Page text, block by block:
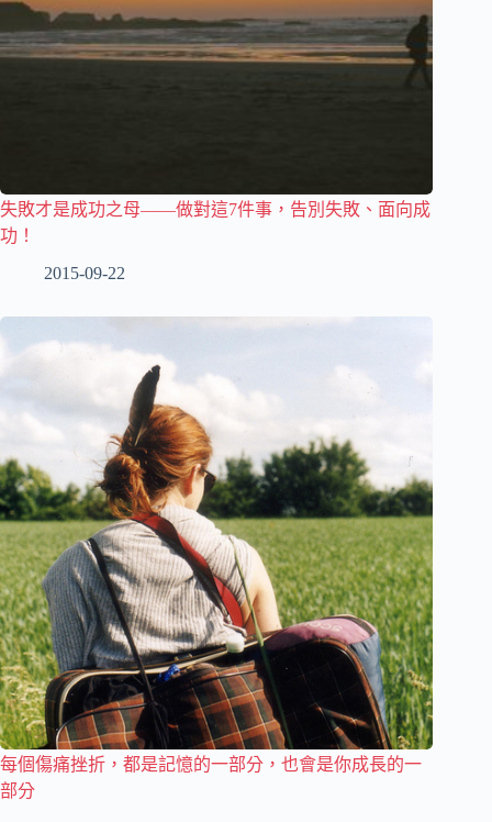
失敗才是成功之母——做對這7件事，告別失敗、面向成
功！
2015-09-22
每個傷痛挫折，都是記憶的一部分，也會是你成長的一
部分